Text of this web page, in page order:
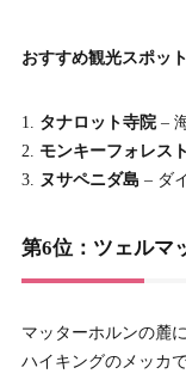
おすすめ観光スポット
タナロット寺院–
モンキーフォレスト
ヌサペニダ島 – ダ
第6位：ツェルマ
マッターホルンの麓
ハイキングのメッカで